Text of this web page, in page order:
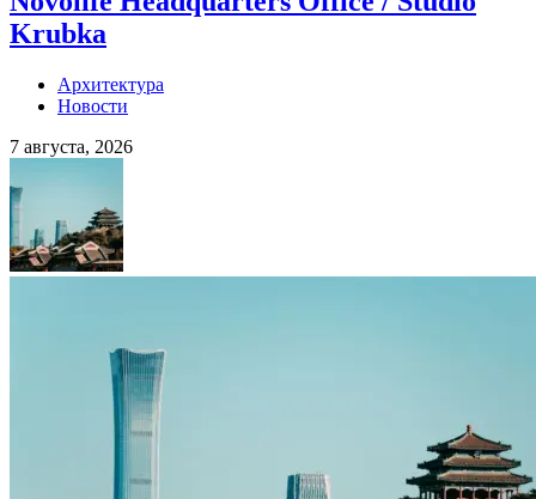
Krubka
Архитектура
Новости
7 августа, 2026